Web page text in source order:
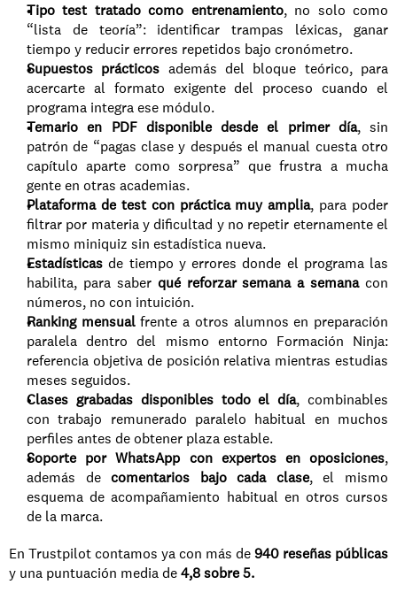
Tipo test tratado como entrenamiento, no solo como
“lista de teoría”: identificar trampas léxicas, ganar
tiempo y reducir errores repetidos bajo cronómetro.
Supuestos prácticos además del bloque teórico, para
acercarte al formato exigente del proceso cuando el
programa integra ese módulo.
Temario en PDF disponible desde el primer día, sin
patrón de “pagas clase y después el manual cuesta otro
capítulo aparte como sorpresa” que frustra a mucha
gente en otras academias.
Plataforma de test con práctica muy amplia, para poder
filtrar por materia y dificultad y no repetir eternamente el
mismo miniquiz sin estadística nueva.
Estadísticas de tiempo y errores donde el programa las
habilita, para saber qué reforzar semana a semana con
números, no con intuición.
Ranking mensual frente a otros alumnos en preparación
paralela dentro del mismo entorno Formación Ninja:
referencia objetiva de posición relativa mientras estudias
meses seguidos.
Clases grabadas disponibles todo el día, combinables
con trabajo remunerado paralelo habitual en muchos
perfiles antes de obtener plaza estable.
Soporte por WhatsApp con expertos en oposiciones,
además de comentarios bajo cada clase, el mismo
esquema de acompañamiento habitual en otros cursos
de la marca.
En Trustpilot contamos ya con más de 940 reseñas públicas
y una puntuación media de 4,8 sobre 5.